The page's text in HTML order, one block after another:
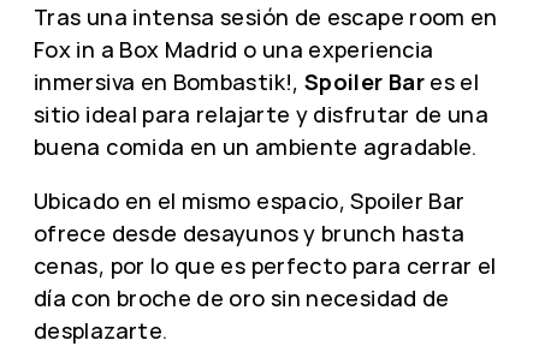
Tras una intensa sesión de escape room en
Fox in a Box Madrid o una experiencia
inmersiva en Bombastik!,Spoiler Bares el
sitio ideal para relajarte y disfrutar de una
buena comida en un ambiente agradable.
Ubicado en el mismo espacio, Spoiler Bar
ofrece desde desayunos y brunch hasta
cenas, por lo que es perfecto para cerrar el
día con broche de oro sin necesidad de
desplazarte.